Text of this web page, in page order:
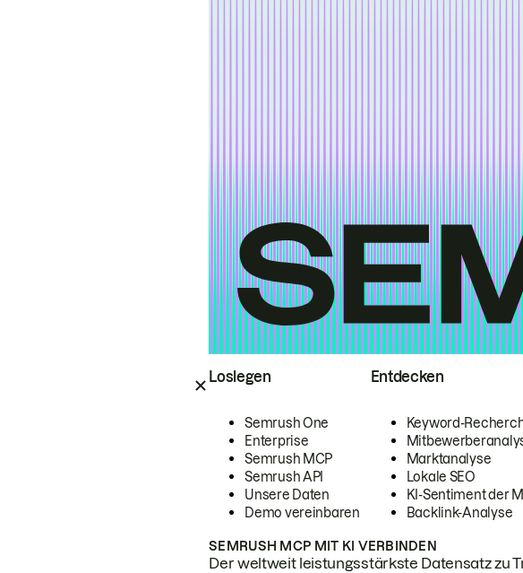
Loslegen
Semrush One
Enterprise
Semrush MCP
Semrush API
Unsere Daten
Demo vereinbaren
Entdecken
Keyword-
Marktanalyse
Lokale SEO
KI-Sentiment der
Backlink-Analyse
SEMRUSH MCP MIT KI VERBINDEN
Der weltweit leistungsstärkste Datensatz zu